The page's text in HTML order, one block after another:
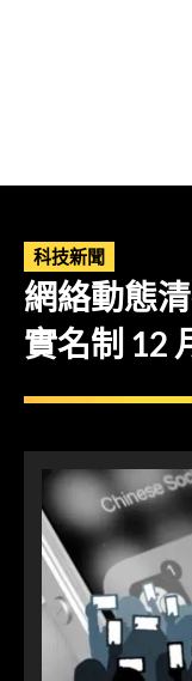
科技新聞
網絡動態
實名制 12